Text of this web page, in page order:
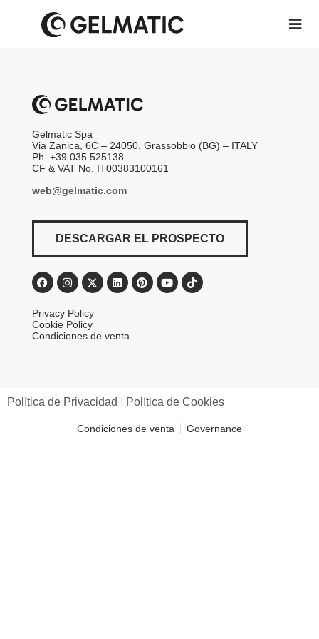
Gelmatic Spa
Via Zanica, 6C – 24050, Grassobbio (BG) – ITALY
Ph. +39 035 525138
CF & VAT No. IT00383100161
web@gelmatic.com
DESCARGAR EL PROSPECTO
Privacy Policy
Cookie Policy
Condiciones de venta
Política de Privacidad​ Política de Cookies​
Condiciones de venta Governance